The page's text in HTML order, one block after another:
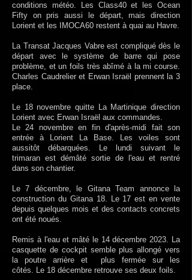
conditions météo. Les Class40 et les Ocean
Fifty on pris aussi le départ, mais direction
Lorient et les IMOCA60 restent à quai au Havre.
La Transat Jacques Vabre est compliqué dès le
départ avec le système de barre qui pose
problème, et un foils très abîmé à la mi course.
Charles Caudrelier et Erwan Israël prennent la 3
place.
Le 18 novembre quitte La Martinique direction
Lorient avec Erwan Israël aux commandes.
Le 24 novembre en fin d'après-midi fait son
entrée à Lorient La Base. Les voiles sont
aussitôt débarquées. Le lundi suivant le
trimaran est démâté sortie de l'eau et rentré
dans son chantier.
Le 7 décembre, le Gitana Team annonce la
construction du Gitana 18. Le 17 est en vente
depuis quelques mois et des contacts concrets
ont été noués.
Remis à l'eau et mâté le 14 décembre 2023. La
casquette de cockpit semble plus allongé vers
la poutre arrière et
plus fermée sur les
côtés. Le 18 décembre retrouve ses deux foils.